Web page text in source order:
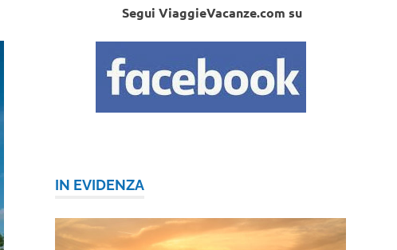
Segui ViaggieVacanze.com su
IN EVIDENZA